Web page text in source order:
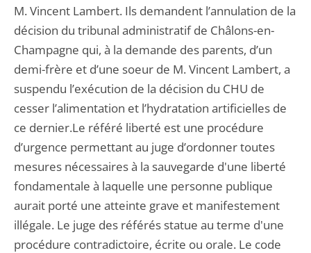
M. Vincent Lambert. Ils demandent l’annulation de la
décision du tribunal administratif de Châlons-en-
Champagne qui, à la demande des parents, d’un
demi-frère et d’une soeur de M. Vincent Lambert, a
suspendu l’exécution de la décision du CHU de
cesser l’alimentation et l’hydratation artificielles de
ce dernier.Le référé liberté est une procédure
d’urgence permettant au juge d’ordonner toutes
mesures nécessaires à la sauvegarde d'une liberté
fondamentale à laquelle une personne publique
aurait porté une atteinte grave et manifestement
illégale. Le juge des référés statue au terme d'une
procédure contradictoire, écrite ou orale. Le code